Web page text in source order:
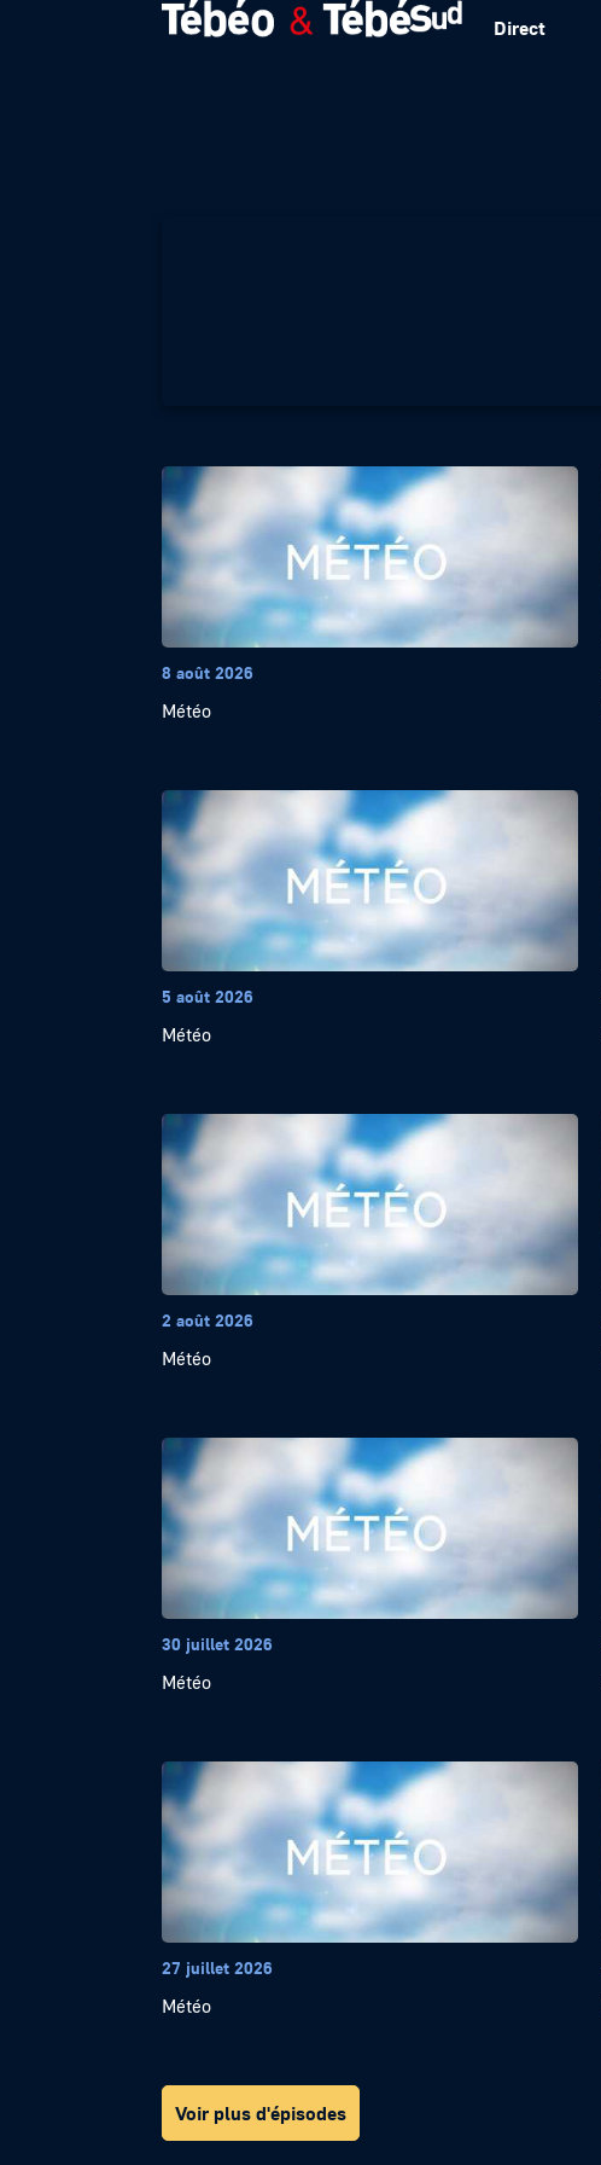
Direct
8 août 2026
Météo
5 août 2026
Météo
2 août 2026
Météo
30 juillet 2026
Météo
27 juillet 2026
Météo
Voir plus d'épisodes